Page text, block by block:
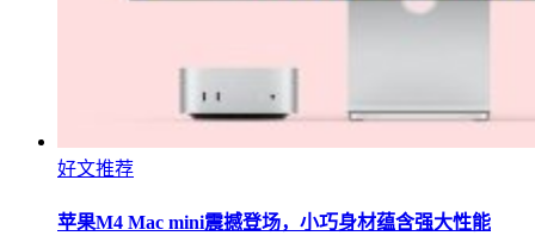
好文推荐
苹果M4 Mac mini震撼登场，小巧身材蕴含强大性能